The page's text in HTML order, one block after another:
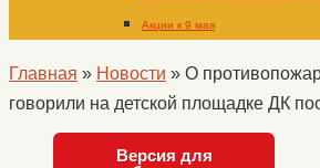
Акции к 9 мая
Главная » Новости » О
говорили на детской площадке ДК
Версия для